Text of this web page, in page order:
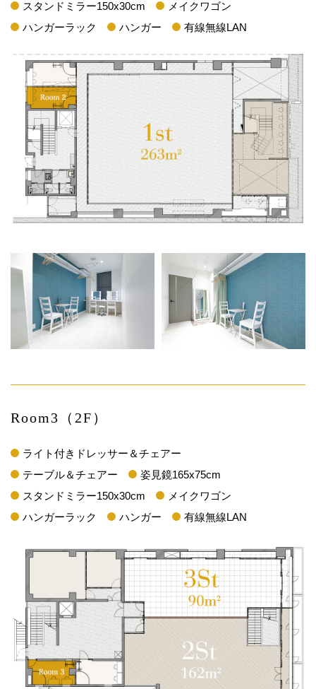
スタンドミラー150x30cm
メイクワゴン
ハンガーラック
ハンガー 有線無線LAN
Room3（2F）
ライト付きドレッサー＆チェアー
テーブル＆チェアー
姿見鏡165x75cm
スタンドミラー150x30cm
メイクワゴン
ハンガーラック
ハンガー 有線無線LAN